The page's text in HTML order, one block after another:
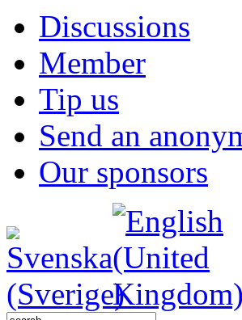
Discussions
Member
Tip us
Send an
Our sponsors